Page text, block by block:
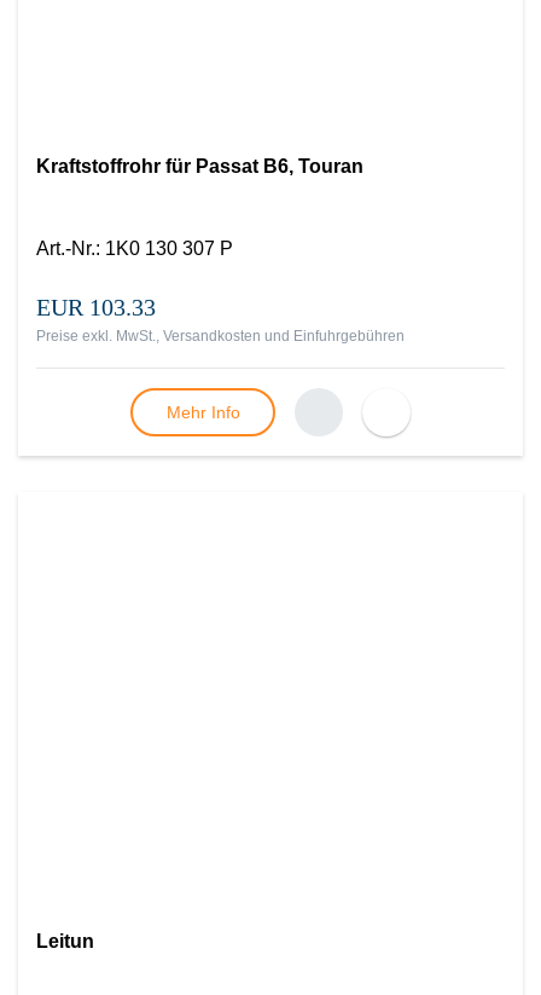
Kraftstoffrohr für Passat B6, Touran
Art.-Nr.: 1K0 130 307 P
EUR 103.33
Preise exkl. MwSt., Versandkosten und Einfuhrgebühren
Mehr Info
Leitun